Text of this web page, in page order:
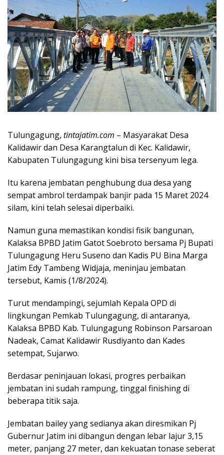
Tulungagung, tintajatim.com – Masyarakat Desa
Kalidawir dan Desa Karangtalun di Kec. Kalidawir,
Kabupaten Tulungagung kini bisa tersenyum lega.
Itu karena jembatan penghubung dua desa yang
sempat ambrol terdampak banjir pada 15 Maret 2024
silam, kini telah selesai diperbaiki.
Namun guna memastikan kondisi fisik bangunan,
Kalaksa BPBD Jatim Gatot Soebroto bersama Pj Bupati
Tulungagung Heru Suseno dan Kadis PU Bina Marga
Jatim Edy Tambeng Widjaja, meninjau jembatan
tersebut, Kamis (1/8/2024).
Turut mendampingi, sejumlah Kepala OPD di
lingkungan Pemkab Tulungagung, di antaranya,
Kalaksa BPBD Kab. Tulungagung Robinson Parsaroan
Nadeak, Camat Kalidawir Rusdiyanto dan Kades
setempat, Sujarwo.
Berdasar peninjauan lokasi, progres perbaikan
jembatan ini sudah rampung, tinggal finishing di
beberapa titik saja.
Jembatan bailey yang sedianya akan diresmikan Pj
Gubernur Jatim ini dibangun dengan lebar lajur 3,15
meter, panjang 27 meter, dan kekuatan tonase seberat